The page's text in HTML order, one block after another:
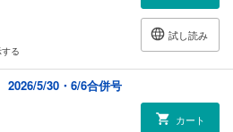
試し読み
る
5/30・6/6合併号
カート